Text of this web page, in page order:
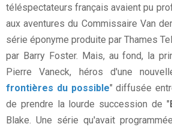
téléspectateurs français avaient pu
aux aventures du Commissaire Van
série éponyme produite par Thames
par Barry Foster. Mais, au fond, la
Pierre Vaneck, héros d'une
frontières du possible" diffusée
de prendre la lourde succession de "
Blake. Une série qu'avait